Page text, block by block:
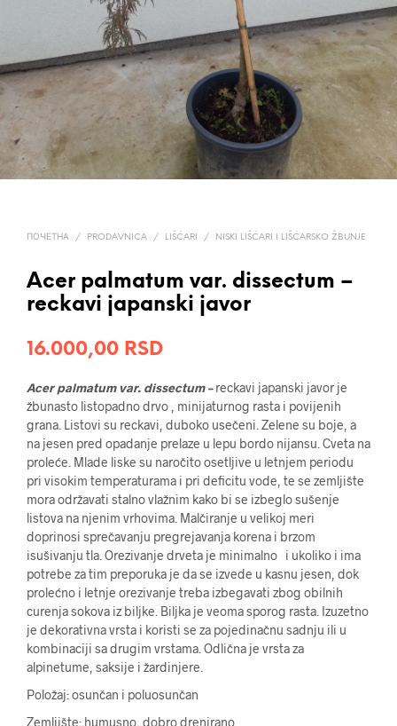
ПОЧЕТНА / PRODAVNICA / LIŠĆARI / NISKI LIŠĆARI I LIŠĆARSKO ŽBUNJE
Acer palmatum var. dissectum –
reckavi japanski javor
16.000,00 RSD
Acer palmatum var. dissectum –reckavi japanski javor je
žbunasto listopadno drvo , minijaturnog rasta i povijenih
grana. Listovi su reckavi, duboko usečeni. Zelene su boje, a
na jesen pred opadanje prelaze u lepu bordo nijansu. Cveta na
proleće. Mlade liske su naročito osetljive u letnjem periodu
pri visokim temperaturama i pri deficitu vode, te se zemljište
mora održavati stalno vlažnim kako bi se izbeglo sušenje
listova na njenim vrhovima. Malčiranje u velikoj meri
doprinosi sprečavanju pregrejavanja korena i brzom
isušivanju tla. Orezivanje drveta je minimalno i ukoliko i ima
potrebe za tim preporuka je da se izvede u kasnu jesen, dok
prolećno i letnje orezivanje treba izbegavati zbog obilnih
curenja sokova iz biljke. Biljka je veoma sporog rasta. Izuzetno
je dekorativna vrsta i koristi se za pojedinačnu sadnju ili u
kombinaciji sa drugim vrstama. Odlična je vrsta za
alpinetume, saksije i žardinjere.
Položaj: osunčan i poluosunčan
Zemljište: humusno, dobro drenirano